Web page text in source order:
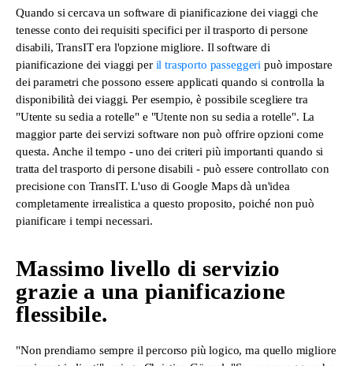
Quando si cercava un software di pianificazione dei viaggi che
tenesse conto dei requisiti specifici per il trasporto di persone
disabili, TransIT era l'opzione migliore. Il software di
pianificazione dei viaggi per il trasporto passeggeri può impostare
dei parametri che possono essere applicati quando si controlla la
disponibilità dei viaggi. Per esempio, è possibile scegliere tra
"Utente su sedia a rotelle" e "Utente non su sedia a rotelle". La
maggior parte dei servizi software non può offrire opzioni come
questa. Anche il tempo - uno dei criteri più importanti quando si
tratta del trasporto di persone disabili - può essere controllato con
precisione con TransIT. L'uso di Google Maps dà un'idea
completamente irrealistica a questo proposito, poiché non può
pianificare i tempi necessari.
Massimo livello di servizio
grazie a una pianificazione
flessibile.
"Non prendiamo sempre il percorso più logico, ma quello migliore